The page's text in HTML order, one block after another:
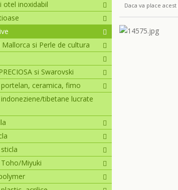
otel inoxidabil
Mallorca si Perle de cultura
si Swarovski
ceramica, fimo
tibetane lucrate
Miyuki
Daca va place